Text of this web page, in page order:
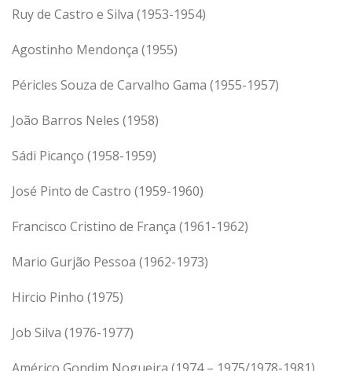
Ruy de Castro e Silva (1953-1954)
Agostinho Mendonça (1955)
Péricles Souza de Carvalho Gama (1955-1957)
João Barros Neles (1958)
Sádi Picanço (1958-1959)
José Pinto de Castro (1959-1960)
Francisco Cristino de França (1961-1962)
Mario Gurjão Pessoa (1962-1973)
Hircio Pinho (1975)
Job Silva (1976-1977)